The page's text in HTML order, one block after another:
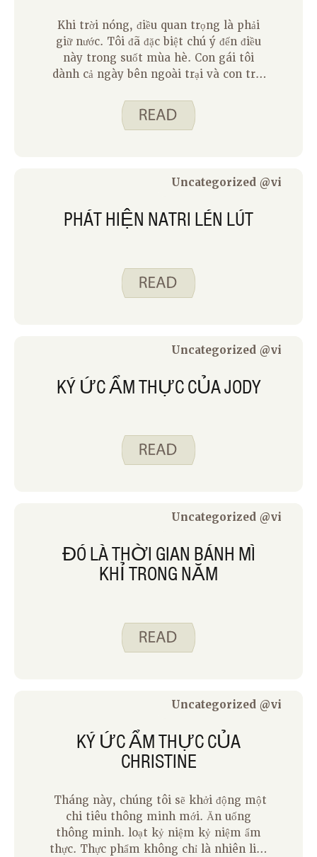
Khi trời nóng, điều quan trọng là phải
giữ nước. Tôi đã đặc biệt chú ý đến điều
này trong suốt mùa hè. Con gái tôi
dành cả ngày bên ngoài trại và con trai
thường về nhà rất đổ mồ hôi. Nó khiến
tôi suy nghĩ về việc giữ cho chúng ngậm
thể. Biểu đồ sau đây là hướng dẫn lượng
nước uống hàng ngày dựa trên từng
nhóm tuổi.
Uncategorized @vi
PHÁT HIỆN NATRI LÉN LÚT
Uncategorized @vi
KÝ ỨC ẨM THỰC CỦA JODY
Uncategorized @vi
ĐÓ LÀ THỜI GIAN BÁNH MÌ
KHỈ TRONG NĂM
Uncategorized @vi
KÝ ỨC ẨM THỰC CỦA
CHRISTINE
Tháng này, chúng tôi sẽ khởi động một
chi tiêu thông minh mới. Ăn uống
thông minh. loạt kỷ niệm kỷ niệm ẩm
thực. Thực phẩm không chỉ là nhiên liệu